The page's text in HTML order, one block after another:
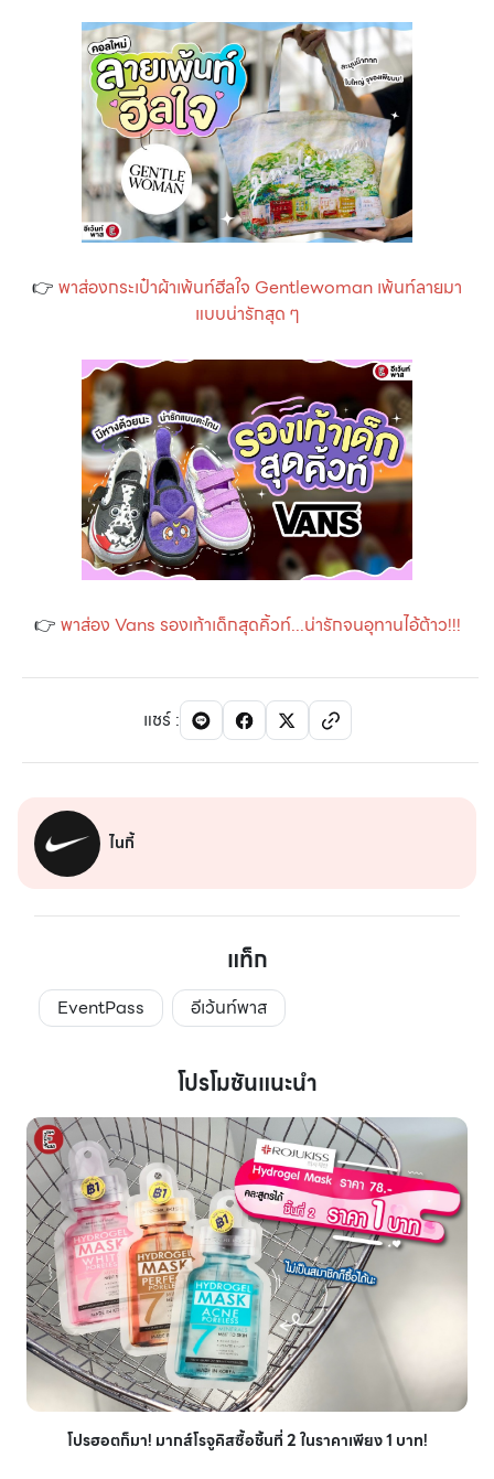
👉 พาส่องกระเป๋าผ้าเพ้นท์ฮีลใจ Gentlewoman เพ้นท์ลายมา
แบบน่ารักสุด ๆ
👉 พาส่อง Vans รองเท้าเด็กสุดคิ้วท์...น่ารักจนอุทานไอ้ต้าว!!!
แชร์:
ไนกี้
แท็ก
EventPass อีเว้นท์พาส
โปรโมชันแนะนำ
โปรฮอตก็มา! มากส์โรจูคิสซื้อชิ้นที่ 2 ในราคาเพียง 1 บาท!